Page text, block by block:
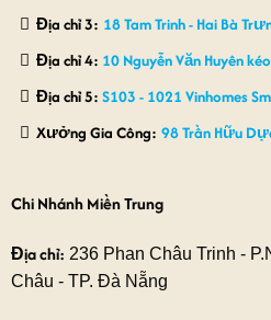
Địa chỉ 3: 18 Tam Trinh - Hai Bà
Địa chỉ 4: 10 Nguyễn Văn Huyên
Địa chỉ 5: S103 - 1021 Vinhomes
Xưởng Gia Công: 98 Trần Hữu
Chi Nhánh Miền Trung
Địa chỉ: 236 Phan Châu Trinh -
Châu - TP. Đà Nẵng